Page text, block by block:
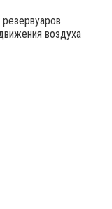
воздуха